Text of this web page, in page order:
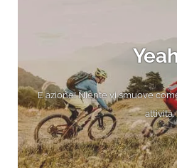
E azione! Niente vi smuove
attività.